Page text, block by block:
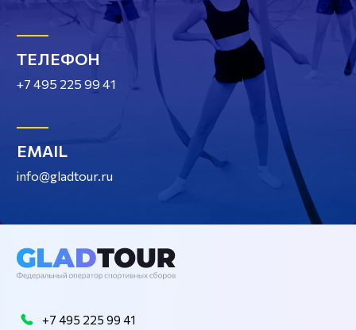
ТЕЛЕФОН
+7 495 225 99 41
EMAIL
info@gladtour.ru
+7 495 225 99 41